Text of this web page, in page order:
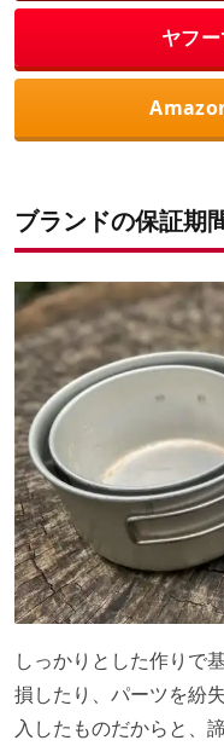
ヤフ
ブランドの保証期
しっかりとした作りで
損したり、パーツを紛
入したものだからと、